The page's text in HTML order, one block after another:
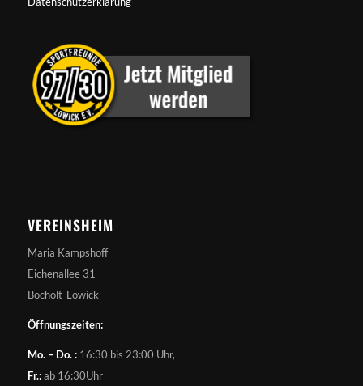
VEREINSHEIM
Maria Kampshoff
Eichenallee 31
Bocholt-Lowick
Öffnungszeiten:
Mo. – Do. :16:30 bis 23:00 Uhr,
Fr.:ab 16:30Uhr